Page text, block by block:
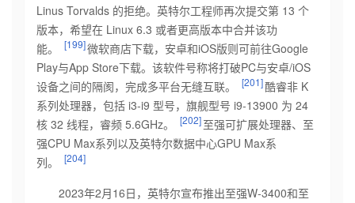
Linus Torvalds 的拒绝。英特尔工程师再次提交第 13 个
版本，希望在 Linux 6.3 或者更高版本中合并该功
能。
[199]微软商店下载，安卓和iOS版则可前往Google
Play与App Store下载。该软件号称将打破PC与安卓/iOS
设备之间的隔阂，完成多平台无缝互联。
[201]酷睿非 K
系列处理器，包括 i3-i9 型号，旗舰型号 i9-13900 为 24
核 32 线程，睿频 5.6GHz。
[202]至强可扩展处理器、至
强CPU Max系列以及英特尔数据中心GPU Max系
列。
[204]
2023年2月16日，英特尔宣布推出至强W-3400和至